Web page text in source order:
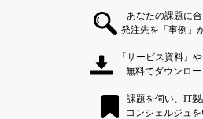
あなたの課題に
発注先を「事例」
「サービス資料」
無料でダウンロー
課題を伺い、IT
コンシェルジュを